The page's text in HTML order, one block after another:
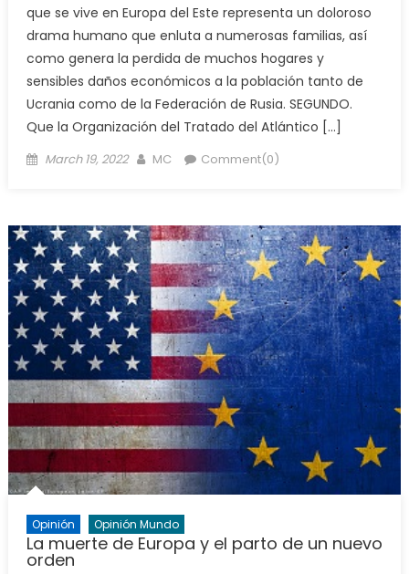
que se vive en Europa del Este representa un doloroso
drama humano que enluta a numerosas familias, así
como genera la perdida de muchos hogares y
sensibles daños económicos a la población tanto de
Ucrania como de la Federación de Rusia. SEGUNDO.
Que la Organización del Tratado del Atlántico […]
Posted
March 19, 2022 Author
MC Comment(0)
Opinión Opinión Mundo
La muerte de Europa y el parto de un nuevo
orden